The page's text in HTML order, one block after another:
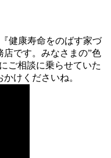
健康寿命をのばす家づ
店です。みなさまの”色
ご相談に乗らせていた
けくださいね。